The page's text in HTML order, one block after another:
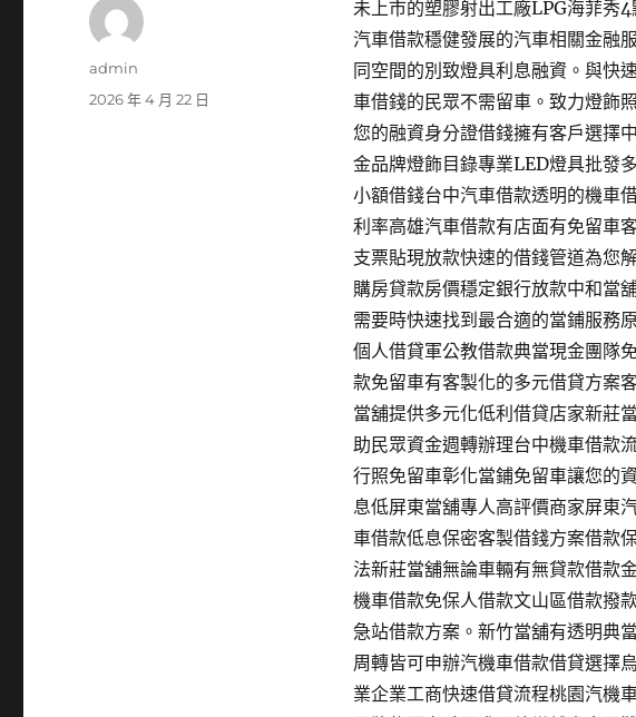
未上市的塑膠射出工廠LPG海菲秀
汽車借款穩健發展的汽車相關金融
同空間的別致燈具利息融資。與快
車借錢的民眾不需留車。致力燈飾
您的融資身分證借錢擁有客戶選擇
金品牌燈飾目錄專業LED燈具批發
小額借錢台中汽車借款透明的機車
利率高雄汽車借款有店面有免留車
支票貼現放款快速的借錢管道為您
購房貸款房價穩定銀行放款中和當
需要時快速找到最合適的當鋪服務
個人借貸軍公教借款典當現金團隊
款免留車有客製化的多元借貸方案
當舖提供多元化低利借貸店家新莊
助民眾資金週轉辦理台中機車借款
行照免留車彰化當鋪免留車讓您的
息低屏東當舖專人高評價商家屏東
車借款低息保密客製借錢方案借款
法新莊當舖無論車輛有無貸款借款
機車借款免保人借款文山區借款撥
急站借款方案。新竹當舖有透明典
周轉皆可申辦汽機車借款借貸選擇
業企業工商快速借貸流程桃園汽機
作
admin
發
2026 年 4 月 22 日